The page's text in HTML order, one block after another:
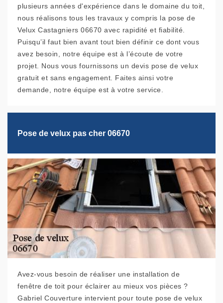
plusieurs années d'expérience dans le domaine du toit,
nous réalisons tous les travaux y compris la pose de
Velux Castagniers 06670 avec rapidité et fiabilité.
Puisqu’il faut bien avant tout bien définir ce dont vous
avez besoin, notre équipe est à l’écoute de votre
projet. Nous vous fournissons un devis pose de velux
gratuit et sans engagement. Faites ainsi votre
demande, notre équipe est à votre service.
Pose de velux pas cher 06670
Avez-vous besoin de réaliser une installation de
fenêtre de toit pour éclairer au mieux vos pièces ?
Gabriel Couverture intervient pour toute pose de velux